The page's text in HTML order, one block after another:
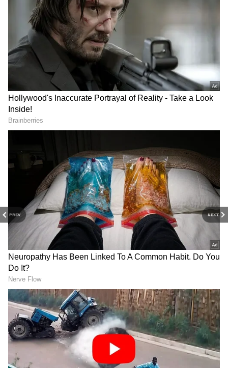
PREV NEXT
அது 13 ஆயிரம் கன அடியாக
உயர்ந்துள்ளது. நீர் வரத்து
அதிரித்துள்ளதைத் தொடர்ந்து சுற்றுலாப்
பயணிகளின் பாதுகாப்பு கருதி 2வது
நாளாக பரிசல் இயக்க தருமபுரி மாவட்ட
நிர்வாகம் சார்பில் தடை
விதிக்கப்பட்டுள்ளது. இதனால் பரிசல்
பயணம் மேற்கொள்ள ஆர்வமுடன் வந்த
சுற்றுலாப் பயணிகள் ஏமாற்றத்துடன்
RECOMMENDED STORIES
35 வயது ஆன்ட்டி மீது
க.காதல்..! ஆசை
ஆசையாய் இரவு
வீட்டிற்கு சென்ற போது
நடுரோட்டில் ஹரீஷ்
அலறல்..! நடந்தது
என்ன?
தோற்றா உங்க பதவி
காலி..! மாவட்ட
செயலாளர்களை
நேரடியாக எச்சரித்த
முதலமைச்சர் ஸ்டாலின்